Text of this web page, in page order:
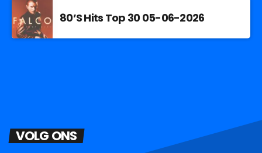
80’S Hits Top 30 05-06-2026
VOLG ONS